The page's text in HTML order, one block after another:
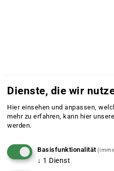
Dienste, die wir
Hier einsehen und anpassen,
mehr zu erfahren, kann hier unsere
werden.
Basisfunktionalität
↓ 1 Dienst